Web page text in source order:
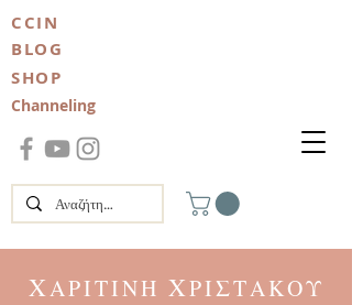
ΧΑΡΙΤΙΝΗ ΧΡΙΣΤΑΚΟΥ
CCIN
BLOG
SHOP
Channeling